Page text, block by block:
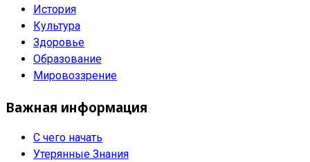
История
Культура
Здоровье
Образование
Мировоззрение
Важная информация
С чего начать
Утерянные Знания